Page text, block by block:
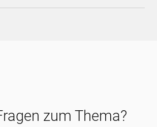
zum Thema?